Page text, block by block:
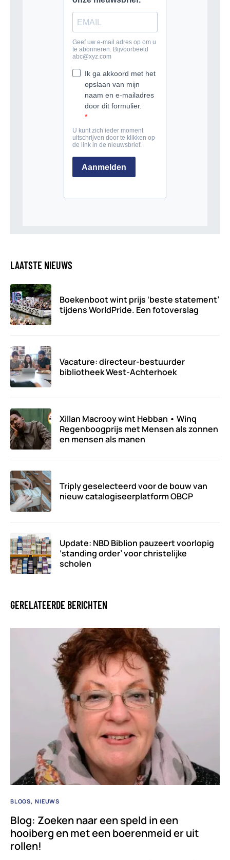
LAATSTE NIEUWS
Boekenboot wint prijs ‘beste statement’
tijdens WorldPride. Een fotoverslag
Vacature: directeur-bestuurder
bibliotheek West-Achterhoek
Xillan Macrooy wint Hebban • Winq
Regenboogprijs met Mensen als zonnen
en mensen als manen
Triply geselecteerd voor de bouw van
nieuw catalogiseerplatform OBCP
Update: NBD Biblion pauzeert voorlopig
‘standing order’ voor christelijke
scholen
GERELATEERDE BERICHTEN
BLOGS NIEUWS
Blog: Zoeken naar een speld in een
hooiberg en met een boerenmeid er uit
rollen!